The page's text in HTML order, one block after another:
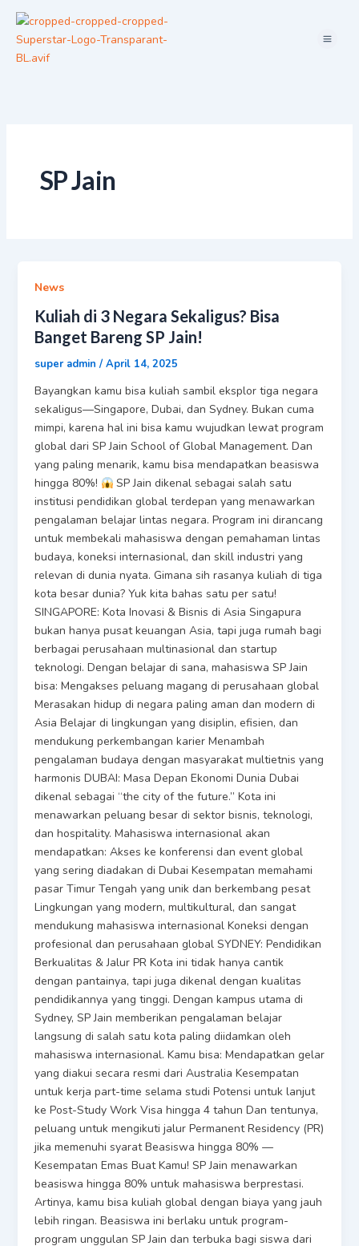
Skip
content
Menu
SP Jain
News
Kuliah di 3 Negara Sekaligus? Bisa
Banget Bareng SP Jain!
super admin / April 14, 2025
Bayangkan kamu bisa kuliah sambil eksplor tiga negara
sekaligus—Singapore, Dubai, dan Sydney. Bukan cuma
mimpi, karena hal ini bisa kamu wujudkan lewat program
global dari SP Jain School of Global Management. Dan
yang paling menarik, kamu bisa mendapatkan beasiswa
hingga 80%!
SP Jain dikenal sebagai salah satu
institusi pendidikan global terdepan yang menawarkan
pengalaman belajar lintas negara. Program ini dirancang
untuk membekali mahasiswa dengan pemahaman lintas
budaya, koneksi internasional, dan skill industri yang
relevan di dunia nyata. Gimana sih rasanya kuliah di tiga
kota besar dunia? Yuk kita bahas satu per satu!
SINGAPORE: Kota Inovasi & Bisnis di Asia Singapura
bukan hanya pusat keuangan Asia, tapi juga rumah bagi
berbagai perusahaan multinasional dan startup
teknologi. Dengan belajar di sana, mahasiswa SP Jain
bisa: Mengakses peluang magang di perusahaan global
Merasakan hidup di negara paling aman dan modern di
Asia Belajar di lingkungan yang disiplin, efisien, dan
mendukung perkembangan karier Menambah
pengalaman budaya dengan masyarakat multietnis yang
harmonis DUBAI: Masa Depan Ekonomi Dunia Dubai
dikenal sebagai “the city of the future.” Kota ini
menawarkan peluang besar di sektor bisnis, teknologi,
dan hospitality. Mahasiswa internasional akan
mendapatkan: Akses ke konferensi dan event global
yang sering diadakan di Dubai Kesempatan memahami
pasar Timur Tengah yang unik dan berkembang pesat
Lingkungan yang modern, multikultural, dan sangat
mendukung mahasiswa internasional Koneksi dengan
profesional dan perusahaan global SYDNEY: Pendidikan
Berkualitas & Jalur PR Kota ini tidak hanya cantik
dengan pantainya, tapi juga dikenal dengan kualitas
pendidikannya yang tinggi. Dengan kampus utama di
Sydney, SP Jain memberikan pengalaman belajar
langsung di salah satu kota paling diidamkan oleh
mahasiswa internasional. Kamu bisa: Mendapatkan gelar
yang diakui secara resmi dari Australia Kesempatan
untuk kerja part-time selama studi Potensi untuk lanjut
ke Post-Study Work Visa hingga 4 tahun Dan tentunya,
peluang untuk mengikuti jalur Permanent Residency (PR)
jika memenuhi syarat Beasiswa hingga 80% —
Kesempatan Emas Buat Kamu! SP Jain menawarkan
beasiswa hingga 80% untuk mahasiswa berprestasi.
Artinya, kamu bisa kuliah global dengan biaya yang jauh
lebih ringan. Beasiswa ini berlaku untuk program-
program unggulan SP Jain dan terbuka bagi siswa dari